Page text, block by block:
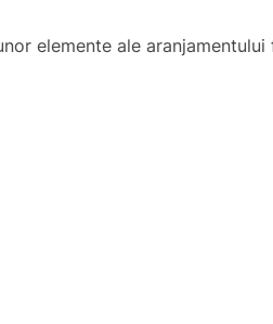
elemente ale aranjamentului